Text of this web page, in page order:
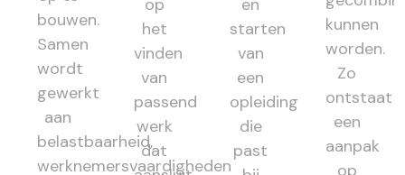
bouwen.
Samen
wordt
gewerkt
aan
belastbaarheid,
werknemersvaardigheden
op
het
vinden
van
passend
werk
dat
en
starten
van
een
opleiding
die
past
kunnen
worden.
Zo
ontstaat
een
aanpak